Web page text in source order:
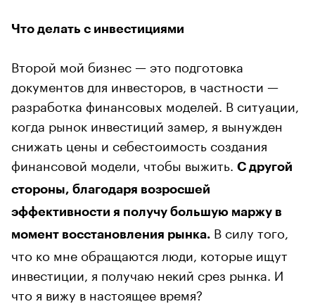
Что делать с инвестициями
Второй мой бизнес — это подготовка
документов для инвесторов, в частности —
разработка финансовых моделей. В ситуации,
когда рынок инвестиций замер, я вынужден
снижать цены и себестоимость создания
финансовой модели, чтобы выжить. С другой
стороны, благодаря возросшей
эффективности я получу большую маржу в
момент восстановления рынка. В силу того,
что ко мне обращаются люди, которые ищут
инвестиции, я получаю некий срез рынка. И
что я вижу в настоящее время?